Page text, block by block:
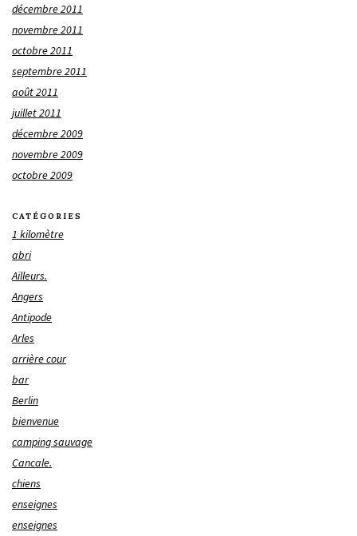
décembre 2011
novembre 2011
octobre 2011
septembre 2011
août 2011
juillet 2011
décembre 2009
novembre 2009
octobre 2009
CATÉGORIES
1 kilomètre
abri
Ailleurs.
Angers
Antipode
Arles
arrière cour
bar
Berlin
bienvenue
camping sauvage
Cancale.
chiens
enseignes
enseignes